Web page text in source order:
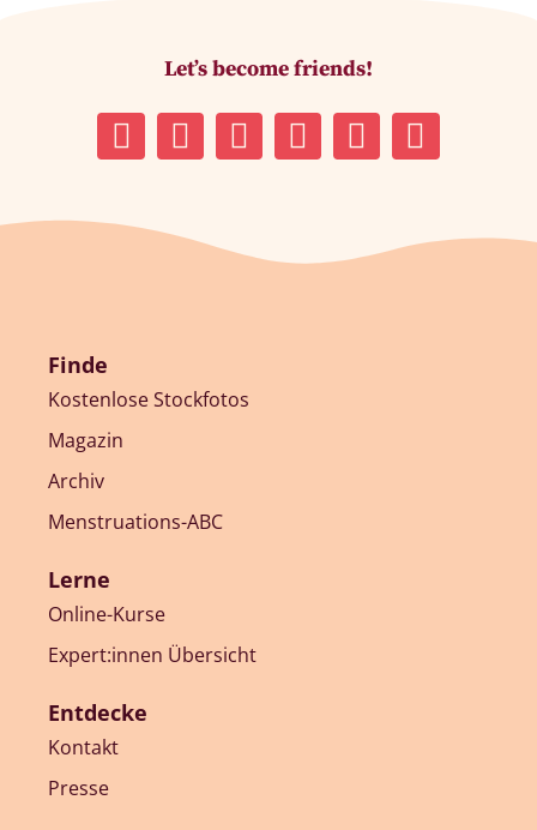
Let’s become friends!
Finde
Kostenlose Stockfotos
Magazin
Archiv
Menstruations-ABC
Lerne
Online-Kurse
Expert:innen Übersicht
Entdecke
Kontakt
Presse